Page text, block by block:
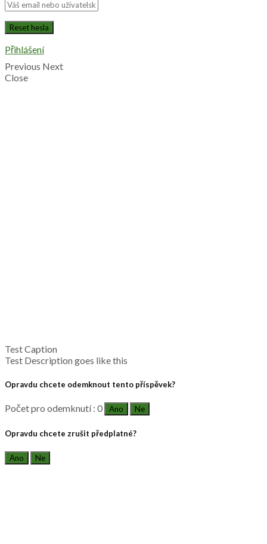
Přihlášení
Previous Next
Close
Test Caption
Test Description goes like this
Opravdu chcete odemknout tento příspěvek?
Počet pro odemknutí : 0 Ano Ne
Opravdu chcete zrušit předplatné?
Ano Ne